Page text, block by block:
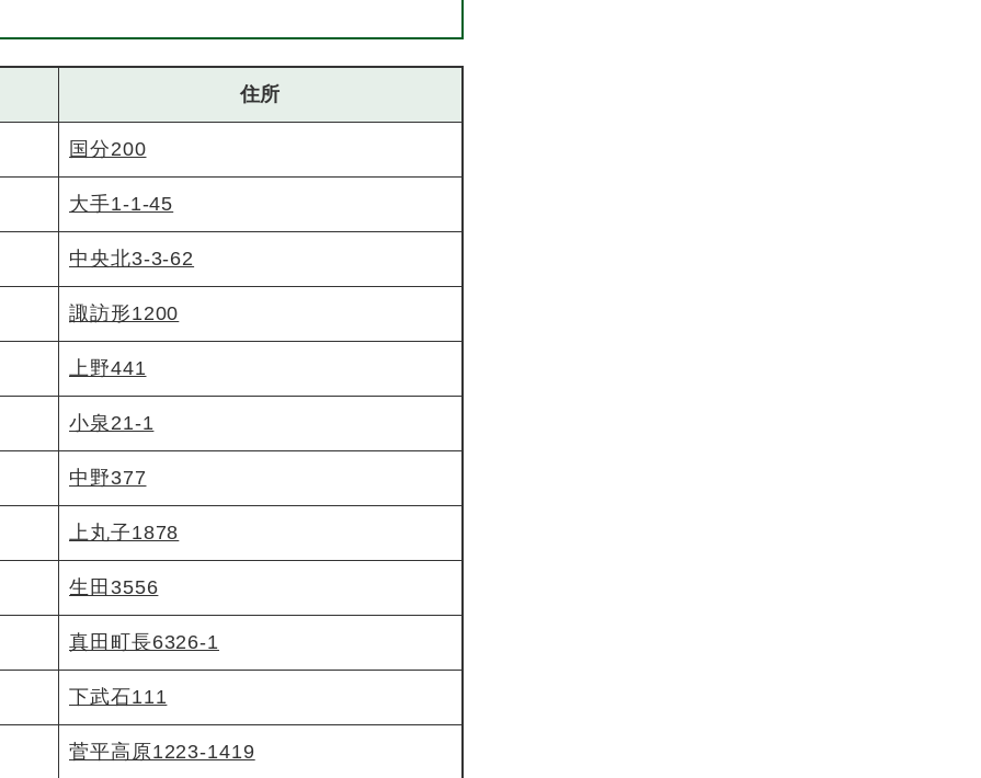
住所
国分200
大手1-1-45
中央北3-3-62
諏訪形1200
上野441
小泉21-1
中野377
上丸子1878
生田3556
真田町長6326-1
下武石111
菅平高原1223-1419